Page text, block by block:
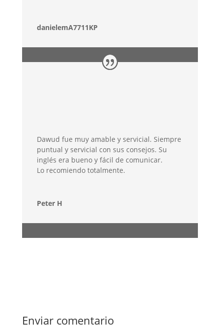
danielemA7711KP
Dawud fue muy amable y servicial. Siempre
puntual y servicial con sus consejos. Su
inglés era bueno y fácil de comunicar.
Lo recomiendo totalmente.
Peter H
Enviar comentario